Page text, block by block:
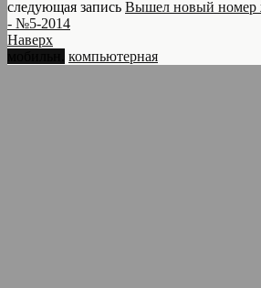
следующая запись Вышел новый номер
- №5-2014
Наверх
компьютерная